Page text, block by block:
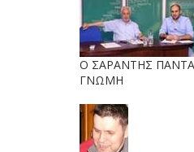
O ΣΑΡΑΝΤΗΣ
ΓΝΩΜΗ